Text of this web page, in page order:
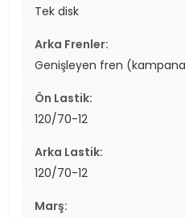
Tek disk
Arka Frenler:
Genişleyen fren
Ön Lastik:
120/70-12
Arka Lastik:
120/70-12
Marş: